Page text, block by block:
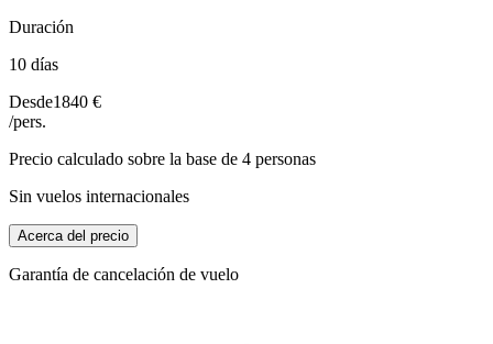
Duración
10 días
Desde1840 €
/pers.
Precio calculado sobre la base de 4 personas
Sin vuelos internacionales
Acerca del precio
Garantía de cancelación de vuelo